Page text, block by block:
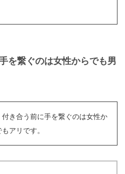
を繋ぐのは女性からでも男
き合う前に手を繋ぐのは女性か
アリです。